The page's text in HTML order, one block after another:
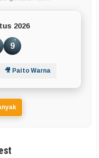
2026
9
🎥 Paito Warna